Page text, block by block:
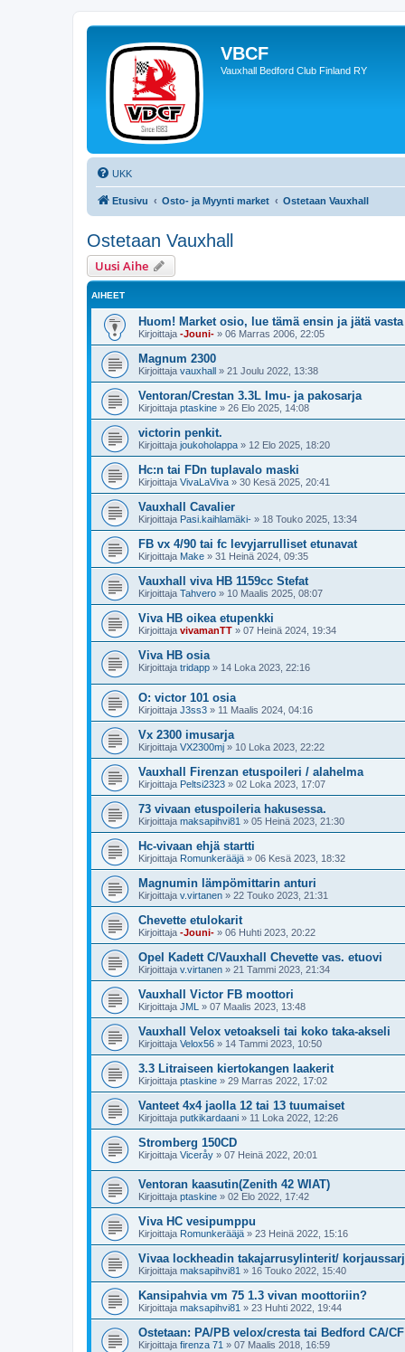
VBCF
Vauxhall Bedford Club Finland RY
UKK
Etusivu Osto- ja Myynti market Ostetaan Vauxhall
Ostetaan Vauxhall
Uusi Aihe
AIHEET
Huom! Market osio, lue tämä ensin ja jätä
Kirjoittaja -Jouni- » 06 Marras 2006, 22:05
Magnum 2300
Kirjoittaja vauxhall » 21 Joulu 2022, 13:38
Ventoran/Crestan 3.3L Imu- ja pakosarja
Kirjoittaja ptaskine » 26 Elo 2025, 14:08
victorin penkit.
Kirjoittaja joukoholappa » 12 Elo 2025, 18:20
Hc:n tai FDn tuplavalo maski
Kirjoittaja VivaLaViva » 30 Kesä 2025, 20:41
Vauxhall Cavalier
Kirjoittaja Pasi.kaihlamäki- » 18 Touko 2025, 13:34
FB vx 4/90 tai fc levyjarrulliset etunavat
Kirjoittaja Make » 31 Heinä 2024, 09:35
Vauxhall viva HB 1159cc Stefat
Kirjoittaja Tahvero » 10 Maalis 2025, 08:07
Viva HB oikea etupenkki
Kirjoittaja vivamanTT » 07 Heinä 2024, 19:34
Viva HB osia
Kirjoittaja tridapp » 14 Loka 2023, 22:16
O: victor 101 osia
Kirjoittaja J3ss3 » 11 Maalis 2024, 04:16
Vx 2300 imusarja
Kirjoittaja VX2300mj » 10 Loka 2023, 22:22
Vauxhall Firenzan etuspoileri / alahelma
Kirjoittaja Peltsi2323 » 02 Loka 2023, 17:07
73 vivaan etuspoileria hakusessa.
Kirjoittaja maksapihvi81 » 05 Heinä 2023, 21:30
Hc-vivaan ehjä startti
Kirjoittaja Romunkerääjä » 06 Kesä 2023, 18:32
Magnumin lämpömittarin anturi
Kirjoittaja v.virtanen » 22 Touko 2023, 21:31
Chevette etulokarit
Kirjoittaja -Jouni- » 06 Huhti 2023, 20:22
Opel Kadett C/Vauxhall Chevette vas. etuovi
Kirjoittaja v.virtanen » 21 Tammi 2023, 21:34
Vauxhall Victor FB moottori
Kirjoittaja JML » 07 Maalis 2023, 13:48
Vauxhall Velox vetoakseli tai koko taka-akseli
Kirjoittaja Velox56 » 14 Tammi 2023, 10:50
3.3 Litraiseen kiertokangen laakerit
Kirjoittaja ptaskine » 29 Marras 2022, 17:02
Vanteet 4x4 jaolla 12 tai 13 tuumaiset
Kirjoittaja putkikardaani » 11 Loka 2022, 12:26
Stromberg 150CD
Kirjoittaja Viceråy » 07 Heinä 2022, 20:01
Ventoran kaasutin(Zenith 42 WIAT)
Kirjoittaja ptaskine » 02 Elo 2022, 17:42
Viva HC vesipumppu
Kirjoittaja Romunkerääjä » 23 Heinä 2022, 15:16
Vivaa lockheadin takajarrusylinterit/
Kirjoittaja maksapihvi81 » 16 Touko 2022, 15:40
Kansipahvia vm 75 1.3 vivan moottoriin?
Kirjoittaja maksapihvi81 » 23 Huhti 2022, 19:44
Ostetaan: PA/PB velox/cresta tai Bedford CA/
Kirjoittaja firenza 71 » 07 Maalis 2018, 16:59